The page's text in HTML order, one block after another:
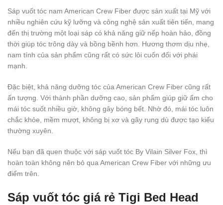
Sáp vuốt tóc nam American Crew Fiber được sản xuất tại Mỹ với
nhiều nghiên cứu kỹ lưỡng và công nghệ sản xuất tiên tiến, mang
đến thị trường một loại sáp có khả năng giữ nếp hoàn hảo, đồng
thời giúp tóc trông dày và bồng bềnh hơn. Hương thơm dịu nhẹ,
nam tính của sản phẩm cũng rất có sức lôi cuốn đối với phái
mạnh.
Đặc biệt, khả năng dưỡng tóc của American Crew Fiber cũng rất
ấn tượng. Với thành phần dưỡng cao, sản phẩm giúp giữ ẩm cho
mái tóc suốt nhiều giờ, không gây bóng bết. Nhờ đó, mái tóc luôn
chắc khỏe, mềm mượt, không bị xơ và gãy rụng dù được tạo kiểu
thường xuyên.
Nếu bạn đã quen thuộc với sáp vuốt tóc By Vilain Silver Fox, thì
hoàn toàn không nên bỏ qua American Crew Fiber với những ưu
điểm trên.
Sáp vuốt tóc giá rẻ Tigi Bed Head